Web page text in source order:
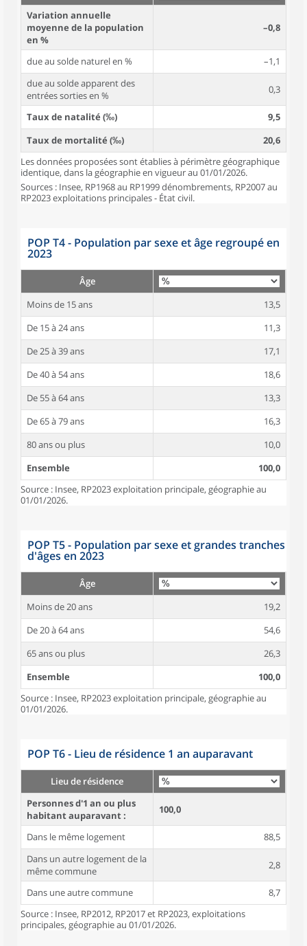
Variation annuelle
moyenne de la population
en %
–0,8
due au solde naturel en %
–1,1
due au solde apparent des
entrées sorties en %
0,3
Taux de natalité (‰)
9,5
Taux de mortalité (‰)
20,6
Les données proposées sont établies à périmètre géographique
identique, dans la géographie en vigueur au 01/01/2026.
Sources : Insee, RP1968 au RP1999 dénombrements, RP2007 au
RP2023 exploitations principales - État civil.
POP T4 - Population par sexe et âge regroupé en
2023
Âge
Moins de 15 ans
13,5
De 15 à 24 ans
11,3
De 25 à 39 ans
17,1
De 40 à 54 ans
18,6
De 55 à 64 ans
13,3
De 65 à 79 ans
16,3
80 ans ou plus
10,0
Ensemble
100,0
Source : Insee, RP2023 exploitation principale, géographie au
01/01/2026.
POP T5 - Population par sexe et grandes tranches
d'âges en 2023
Âge
Moins de 20 ans
19,2
De 20 à 64 ans
54,6
65 ans ou plus
26,3
Ensemble
100,0
Source : Insee, RP2023 exploitation principale, géographie au
01/01/2026.
POP T6 - Lieu de résidence 1 an auparavant
Lieu de résidence
Personnes d'1 an ou plus
habitant auparavant :
100,0
Dans le même logement
88,5
Dans un autre logement de la
même commune
2,8
Dans une autre commune
8,7
Source : Insee, RP2012, RP2017 et RP2023, exploitations
principales, géographie au 01/01/2026.